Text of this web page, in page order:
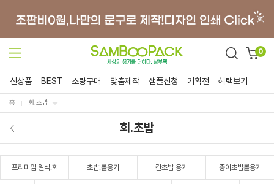
0
신상품 BEST 소량구매 맞춤제작 샘플신청 기획전 혜택보기
홈 회.초밥
회.초밥
프리미엄 일식.회 초밥.롤용기 칸초밥 용기 종이초밥롤용기